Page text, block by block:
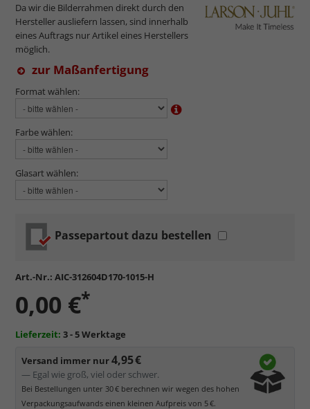
Da wir die Bilderrahmen direkt durch den
Hersteller ausliefern lassen, sind innerhalb
eines Auftrags nur Artikel eines Herstellers
möglich.
zur Maßanfertigung
Format wählen:
Farbe wählen:
Glasart wählen:
Passepartout dazu bestellen
Art.-Nr.: AIC-312604D170-1015-H
0,00 €*
Lieferzeit: 3 - 5 Werktage
Versand immer nur4,95 €
— Egal wie groß, viel oder schwer.
Bei Bestellungen unter 30 € berechnen wir wegen des hohen
Verpackungsaufwands einen kleinen Aufpreis von 5 €.